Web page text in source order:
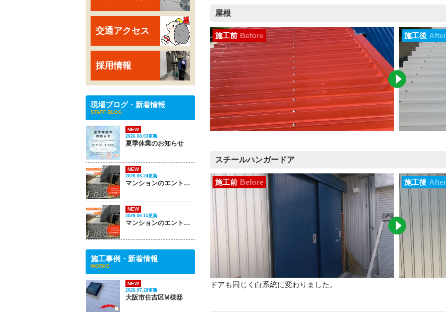
屋根
施工前 Before 施工後 After
スチールハンガードア
施工前 Before 施工後 After
ドアも同じく白系統に変わりました。
交通アクセス
採用情報
現場ブログ・新着情報
STAFF BLOG
NEW
2026.08.03更新
夏季休業のお知らせ
NEW
2026.06.24更新
マンションのエントランスがこんなに変わる‼ PART 2
NEW
2026.06.15更新
マンションのエントランスがこんなに変わる‼ PART 1
施工事例・新着情報
WORKS
NEW
2026.07.28更新
大阪市住吉区M様邸